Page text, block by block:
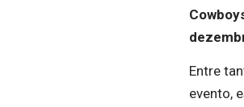
Entre
evento,